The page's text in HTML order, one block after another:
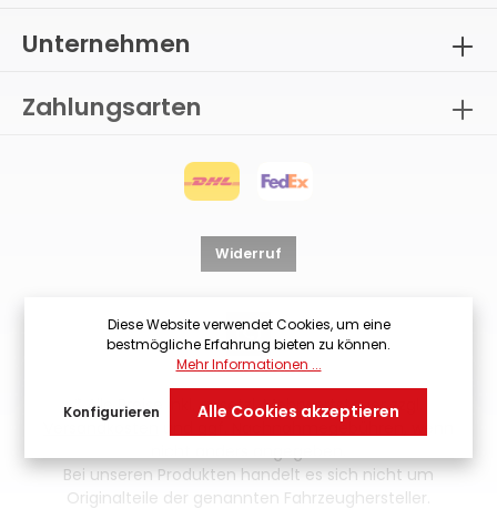
Unternehmen
Zahlungsarten
Widerruf
* Alle Preise inkl. gesetzl. Mehrwertsteuer zzgl.
und ggf. Nachnahmegebühren, wenn
Bei unseren Produkten handelt es sich nicht um
Originalteile der genannten Fahrzeughersteller.
Diese Website verwendet Cookies, um eine
bestmögliche Erfahrung bieten zu können.
Mehr Informationen ...
Konfigurieren Alle Cookies akzeptieren